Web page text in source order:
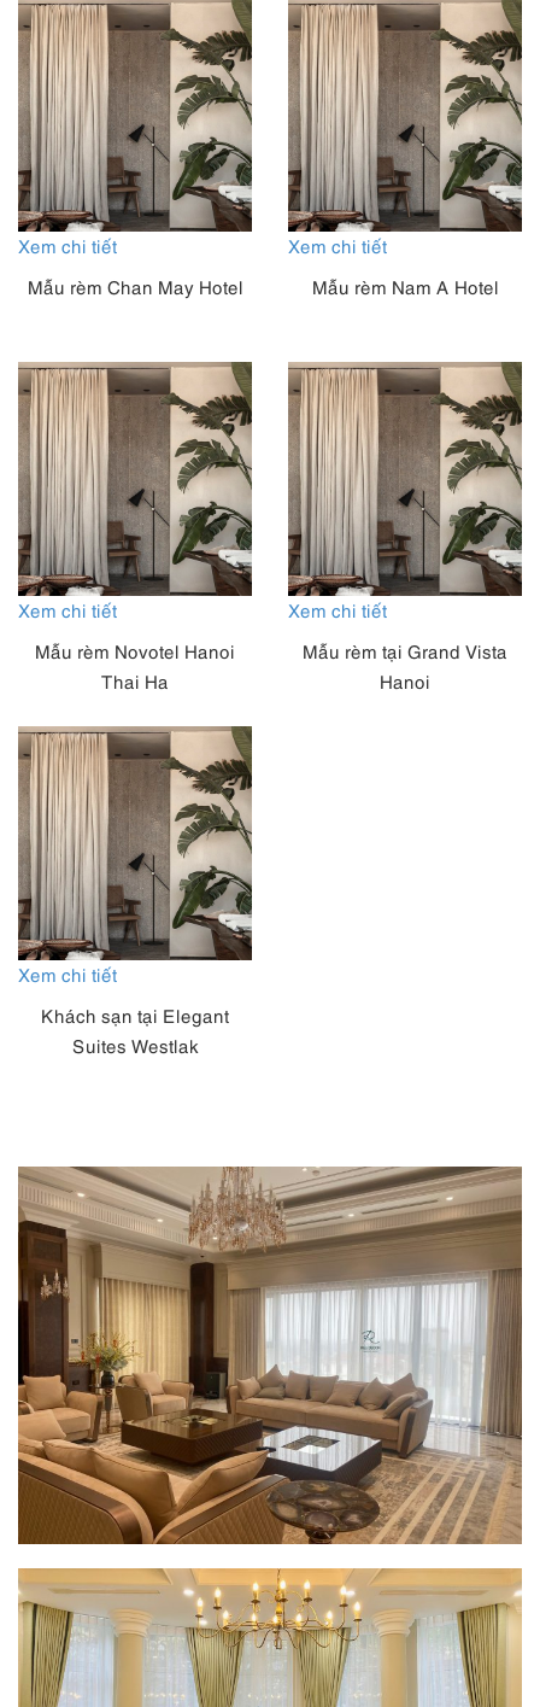
Xem chi tiết
Mẫu rèm Chan May Hotel
Xem chi tiết
Mẫu rèm Nam A Hotel
Xem chi tiết
Mẫu rèm Novotel Hanoi
Thai Ha
Xem chi tiết
Mẫu rèm tại Grand Vista
Hanoi
Xem chi tiết
Khách sạn tại Elegant
Suites Westlak